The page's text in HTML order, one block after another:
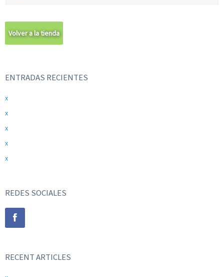
Volver a la tienda
ENTRADAS RECIENTES
x
x
x
x
x
REDES SOCIALES
RECENT ARTICLES